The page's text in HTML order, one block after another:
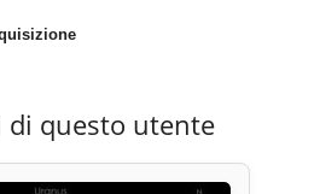
di questo utente